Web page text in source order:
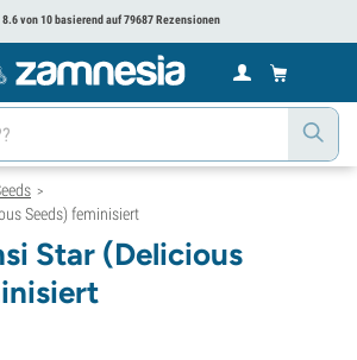
8.6 von 10 basierend auf 79687 Rezensionen
>
Seeds) feminisiert
Star (Delicious